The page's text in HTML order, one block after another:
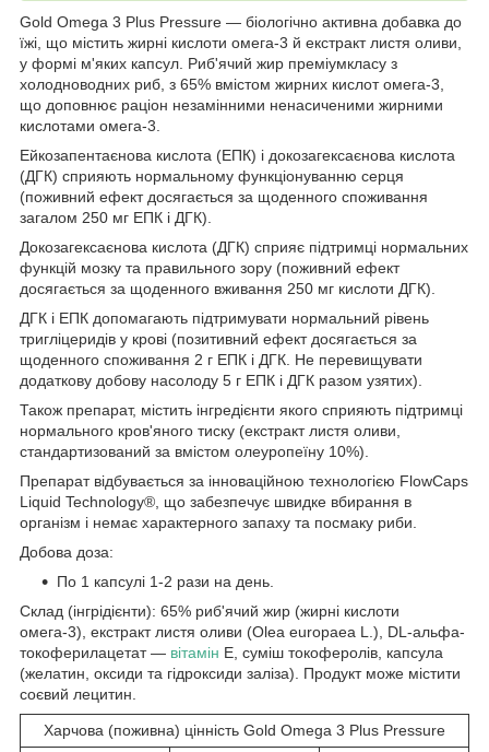
Gold Omega 3 Plus Pressure — біологічно активна добавка до
їжі, що містить жирні кислоти омега-3 й екстракт листя оливи,
у формі м'яких капсул. Риб'ячий жир преміумкласу з
холодноводних риб, з 65% вмістом жирних кислот омега-3,
що доповнює раціон незамінними ненасиченими жирними
кислотами омега-3.
Ейкозапентаєнова кислота (ЕПК) і докозагексаєнова кислота
(ДГК) сприяють нормальному функціонуванню серця
(поживний ефект досягається за щоденного споживання
загалом 250 мг ЕПК і ДГК).
Докозагексаєнова кислота (ДГК) сприяє підтримці нормальних
функцій мозку та правильного зору (поживний ефект
досягається за щоденного вживання 250 мг кислоти ДГК).
ДГК і ЕПК допомагають підтримувати нормальний рівень
тригліцеридів у крові (позитивний ефект досягається за
щоденного споживання 2 г ЕПК і ДГК. Не перевищувати
додаткову добову насолоду 5 г ЕПК і ДГК разом узятих).
Також препарат, містить інгредієнти якого сприяють підтримці
нормального кров'яного тиску (екстракт листя оливи,
стандартизований за вмістом олеуропеїну 10%).
Препарат відбувається за інноваційною технологією FlowCaps
Liquid Technology®, що забезпечує швидке вбирання в
організм і немає характерного запаху та посмаку риби.
Добова доза:
По 1 капсулі 1-2 рази на день.
Склад (інгрідієнти): 65% риб'ячий жир (жирні кислоти
омега-3), екстракт листя оливи (Olea europaea L.), DL-альфа-
токоферилацетат — вітамін Е, суміш токоферолів, капсула
(желатин, оксиди та гідроксиди заліза). Продукт може містити
соєвий лецитин.
Харчова (поживна) цінність Gold Omega 3 Plus Pressure